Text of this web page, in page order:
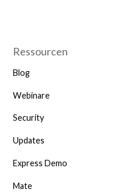
Ressourcen
Blog
Webinare
Security
Updates
Express Demo
Mate